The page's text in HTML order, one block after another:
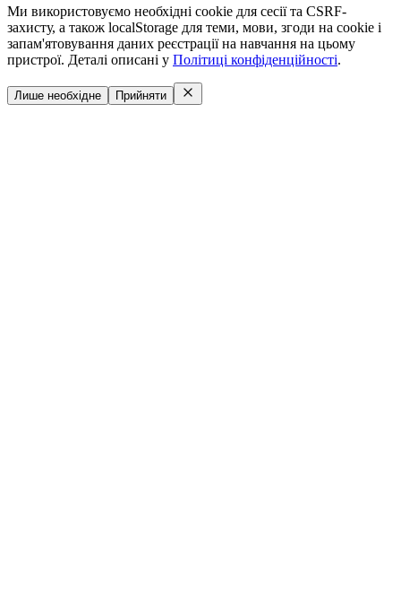
Ми використовуємо необхідні cookie для сесії та CSRF-
захисту, а також localStorage для теми, мови, згоди на cookie і
запам'ятовування даних реєстрації на навчання на цьому
пристрої. Деталі описані у Політиці конфіденційності.
Лише необхідне Прийняти